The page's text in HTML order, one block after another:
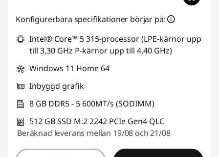
Konfigurerbara specifikationer börjar på:
Intel® Core™ 5 315-processor (LPE-kärnor upp
till 3,30 GHz P-kärnor upp till 4,40 GHz)
Windows 11 Home 64
Inbyggd grafik
8 GB DDR5 - 5 600MT/s (SODIMM)
512 GB SSD M.2 2242 PCIe Gen4 QLC
Beräknad leverans mellan 19/08 och 21/08